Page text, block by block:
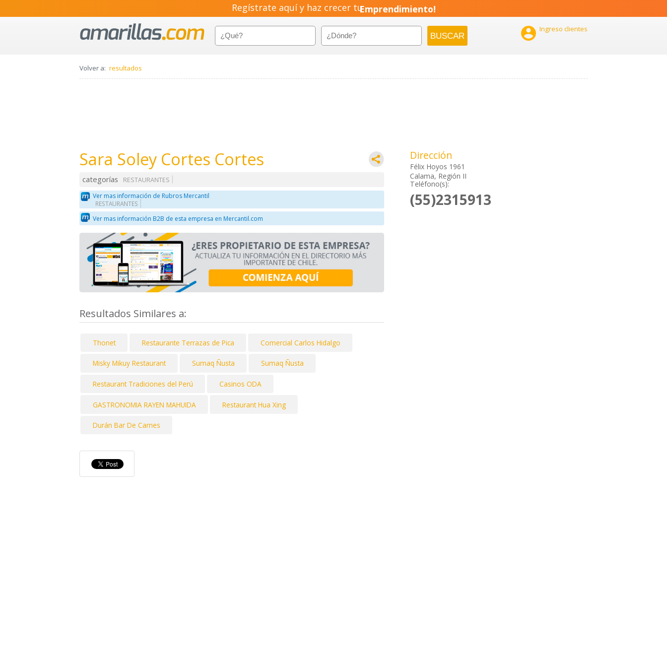
Regístrate aquí y haz crecer tuEmprendimiento!
 Ingreso clientes
Volver a: resultados
Sara Soley Cortes Cortes
categorías
RESTAURANTES
Ver mas información de Rubros Mercantil
RESTAURANTES
Ver mas información B2B de esta empresa en Mercantil.com
Resultados Similares a:
Thonet Restaurante Terrazas de Pica Comercial Carlos Hidalgo
Misky Mikuy Restaurant Sumaq Ñusta Sumaq Ñusta
Restaurant Tradiciones del Perú Casinos ODA
GASTRONOMIA RAYEN MAHUIDA Restaurant Hua Xing
Durán Bar De Carnes
Dirección
Félix Hoyos 1961
Calama, Región II
Teléfono(s):
(55)2315913